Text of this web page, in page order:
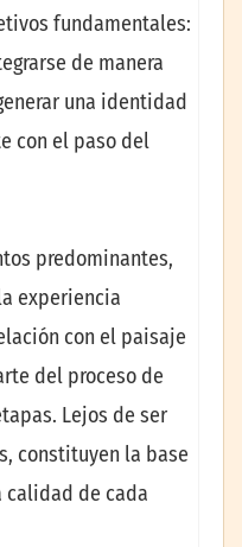
fundamentales:
de manera
una identidad
con el paso del
predominantes,
experiencia
con el paisaje
del proceso de
Lejos de ser
constituyen la base
calidad de cada